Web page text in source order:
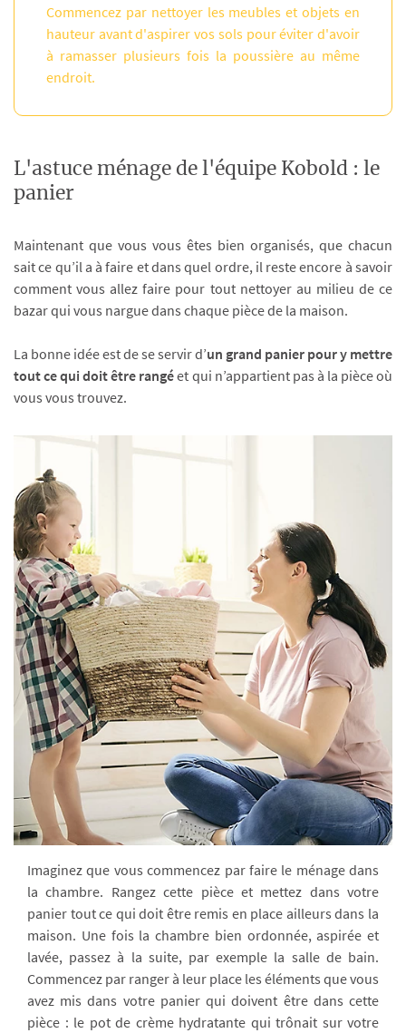
Commencez par nettoyer les meubles et objets en
hauteur avant d'aspirer vos sols pour éviter d'avoir
à ramasser plusieurs fois la poussière au même
endroit.
L'astuce ménage de l'équipe Kobold : le
panier
Maintenant que vous vous êtes bien organisés, que chacun
sait ce qu’il a à faire et dans quel ordre, il reste encore à savoir
comment vous allez faire pour tout nettoyer au milieu de ce
bazar qui vous nargue dans chaque pièce de la maison.
La bonne idée est de se servir d’un grand panier pour y mettre
tout ce qui doit être rangéet qui n’appartient pas à la pièce où
vous vous trouvez.
Imaginez que vous commencez par faire le ménage dans
la chambre. Rangez cette pièce et mettez dans votre
panier tout ce qui doit être remis en place ailleurs dans la
maison. Une fois la chambre bien ordonnée, aspirée et
lavée, passez à la suite, par exemple la salle de bain.
Commencez par ranger à leur place les éléments que vous
avez mis dans votre panier qui doivent être dans cette
pièce : le pot de crème hydratante qui trônait sur votre